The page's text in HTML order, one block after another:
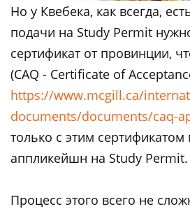
Но у Квебека, как всегда,
подачи на Study Permit
сертификат от провинции,
(CAQ - Certificate of
https://www.mcgill.ca/
documents/documents/caq-
только с этим
аппликейшн на Study Permit.
Процесс этого всего не